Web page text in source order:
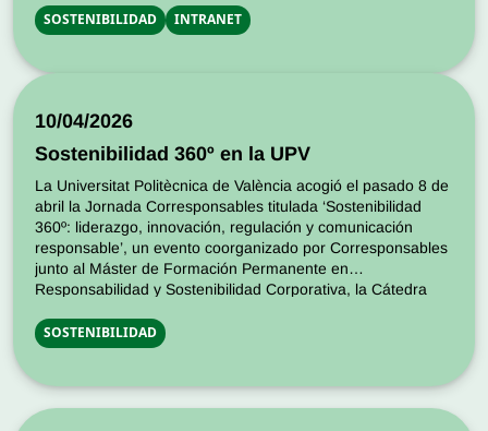
SOSTENIBILIDAD INTRANET
10/04/2026
Sostenibilidad 360º en la UPV
La Universitat Politècnica de València acogió el pasado 8 de
abril la Jornada Corresponsables titulada ‘Sostenibilidad
360º: liderazgo, innovación, regulación y comunicación
responsable’, un evento coorganizado por Corresponsables
junto al Máster de Formación Permanente en
Responsabilidad y Sostenibilidad Corporativa, la Cátedra
Socials, y que contó con la participación […]
SOSTENIBILIDAD